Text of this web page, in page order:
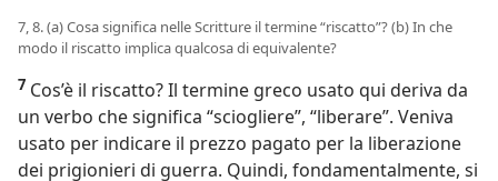
7, 8. (a) Cosa significa nelle Scritture il termine “riscatto”? (b) In che
modo il riscatto implica qualcosa di equivalente?
7 Cos’è il riscatto? Il termine greco usato qui deriva da
un verbo che significa “sciogliere”, “liberare”. Veniva
usato per indicare il prezzo pagato per la liberazione
dei prigionieri di guerra. Quindi, fondamentalmente, si